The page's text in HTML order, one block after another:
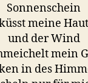
Sonnenschein
meine Haut
und der Wind
mein
in des